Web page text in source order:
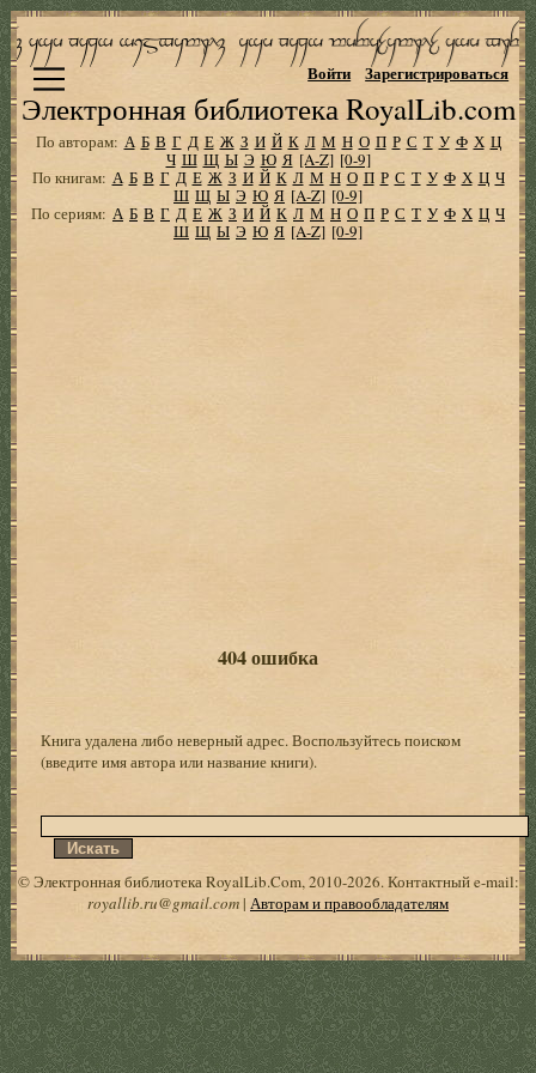
Электронная библиотека RoyalLib.com
Войти Зарегистрироваться
По авторам: А Б В Г Д Е Ж З И Й К Л М Н О П Р С Т У Ф Х Ц
Ч Ш Щ Ы Э Ю Я [A-Z] [0-9]
По книгам: А Б В Г Д Е Ж З И Й К Л М Н О П Р С Т У Ф Х Ц Ч
Ш Щ Ы Э Ю Я [A-Z] [0-9]
По сериям: А Б В Г Д Е Ж З И Й К Л М Н О П Р С Т У Ф Х Ц Ч
Ш Щ Ы Э Ю Я [A-Z] [0-9]
404 ошибка
Книга удалена либо неверный адрес. Воспользуйтесь поиском
(введите имя автора или название книги).
© Электронная библиотека RoyalLib.Com, 2010-2026. Контактный e-mail:
royallib.ru@gmail.com| Авторам и правообладателям